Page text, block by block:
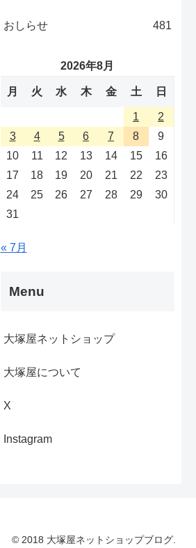
おしらせ 481
2026年8月
月 火 水 木 金 土 日
1
2
3
4 5 6 7 8
9
10
11 12 13 14 15
16
17
18 19 20 21 22
23
24
25 26 27 28 29
30
31
« 7月
Menu
大塚屋ネットショップ
大塚屋について
X
Instagram
© 2018 大塚屋ネットショップブログ.